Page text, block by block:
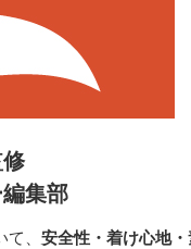
集部
、 安全性・着け心地